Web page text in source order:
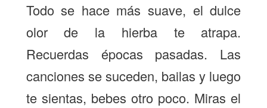
Todo se hace más suave, el dulce
olor de la hierba te atrapa.
Recuerdas épocas pasadas. Las
canciones se suceden, bailas y luego
te sientas, bebes otro poco. Miras el